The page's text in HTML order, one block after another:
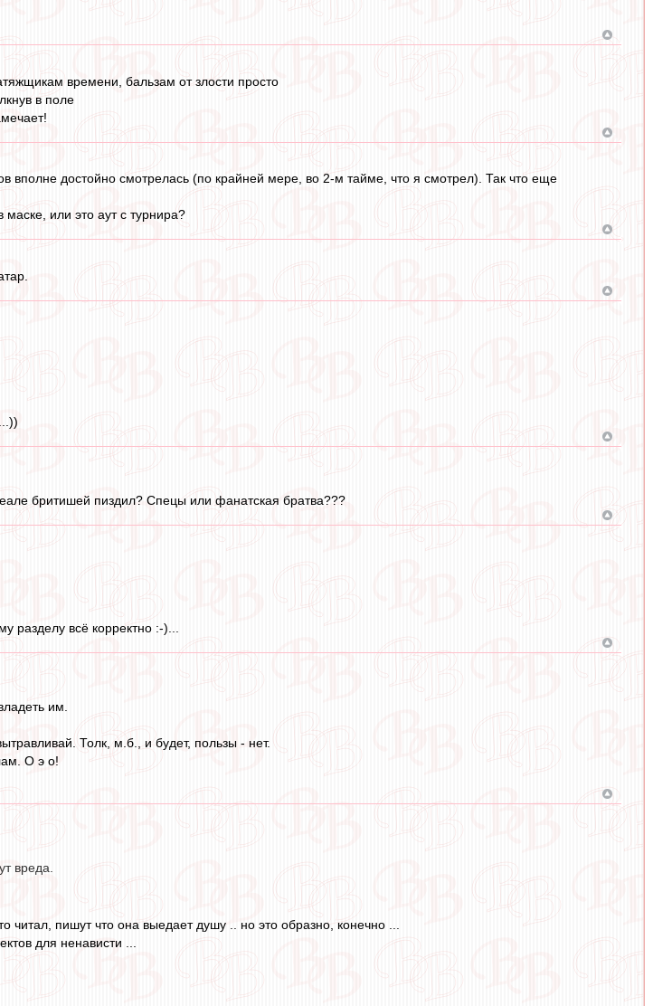
времени, бальзам от злости просто
в поле
вполне достойно смотрелась (по крайней мере, во 2-м тайме, что я смотрел). Так что еще
или это аут с турнира?
бритишей пиздил? Спецы или фанатская братва???
всё корректно :-)...
им.
Толк, м.б., и будет, пользы - нет.
О э о!
вреда.
читал, пишут что она выедает душу .. но это образно, конечно ...
для ненависти ...